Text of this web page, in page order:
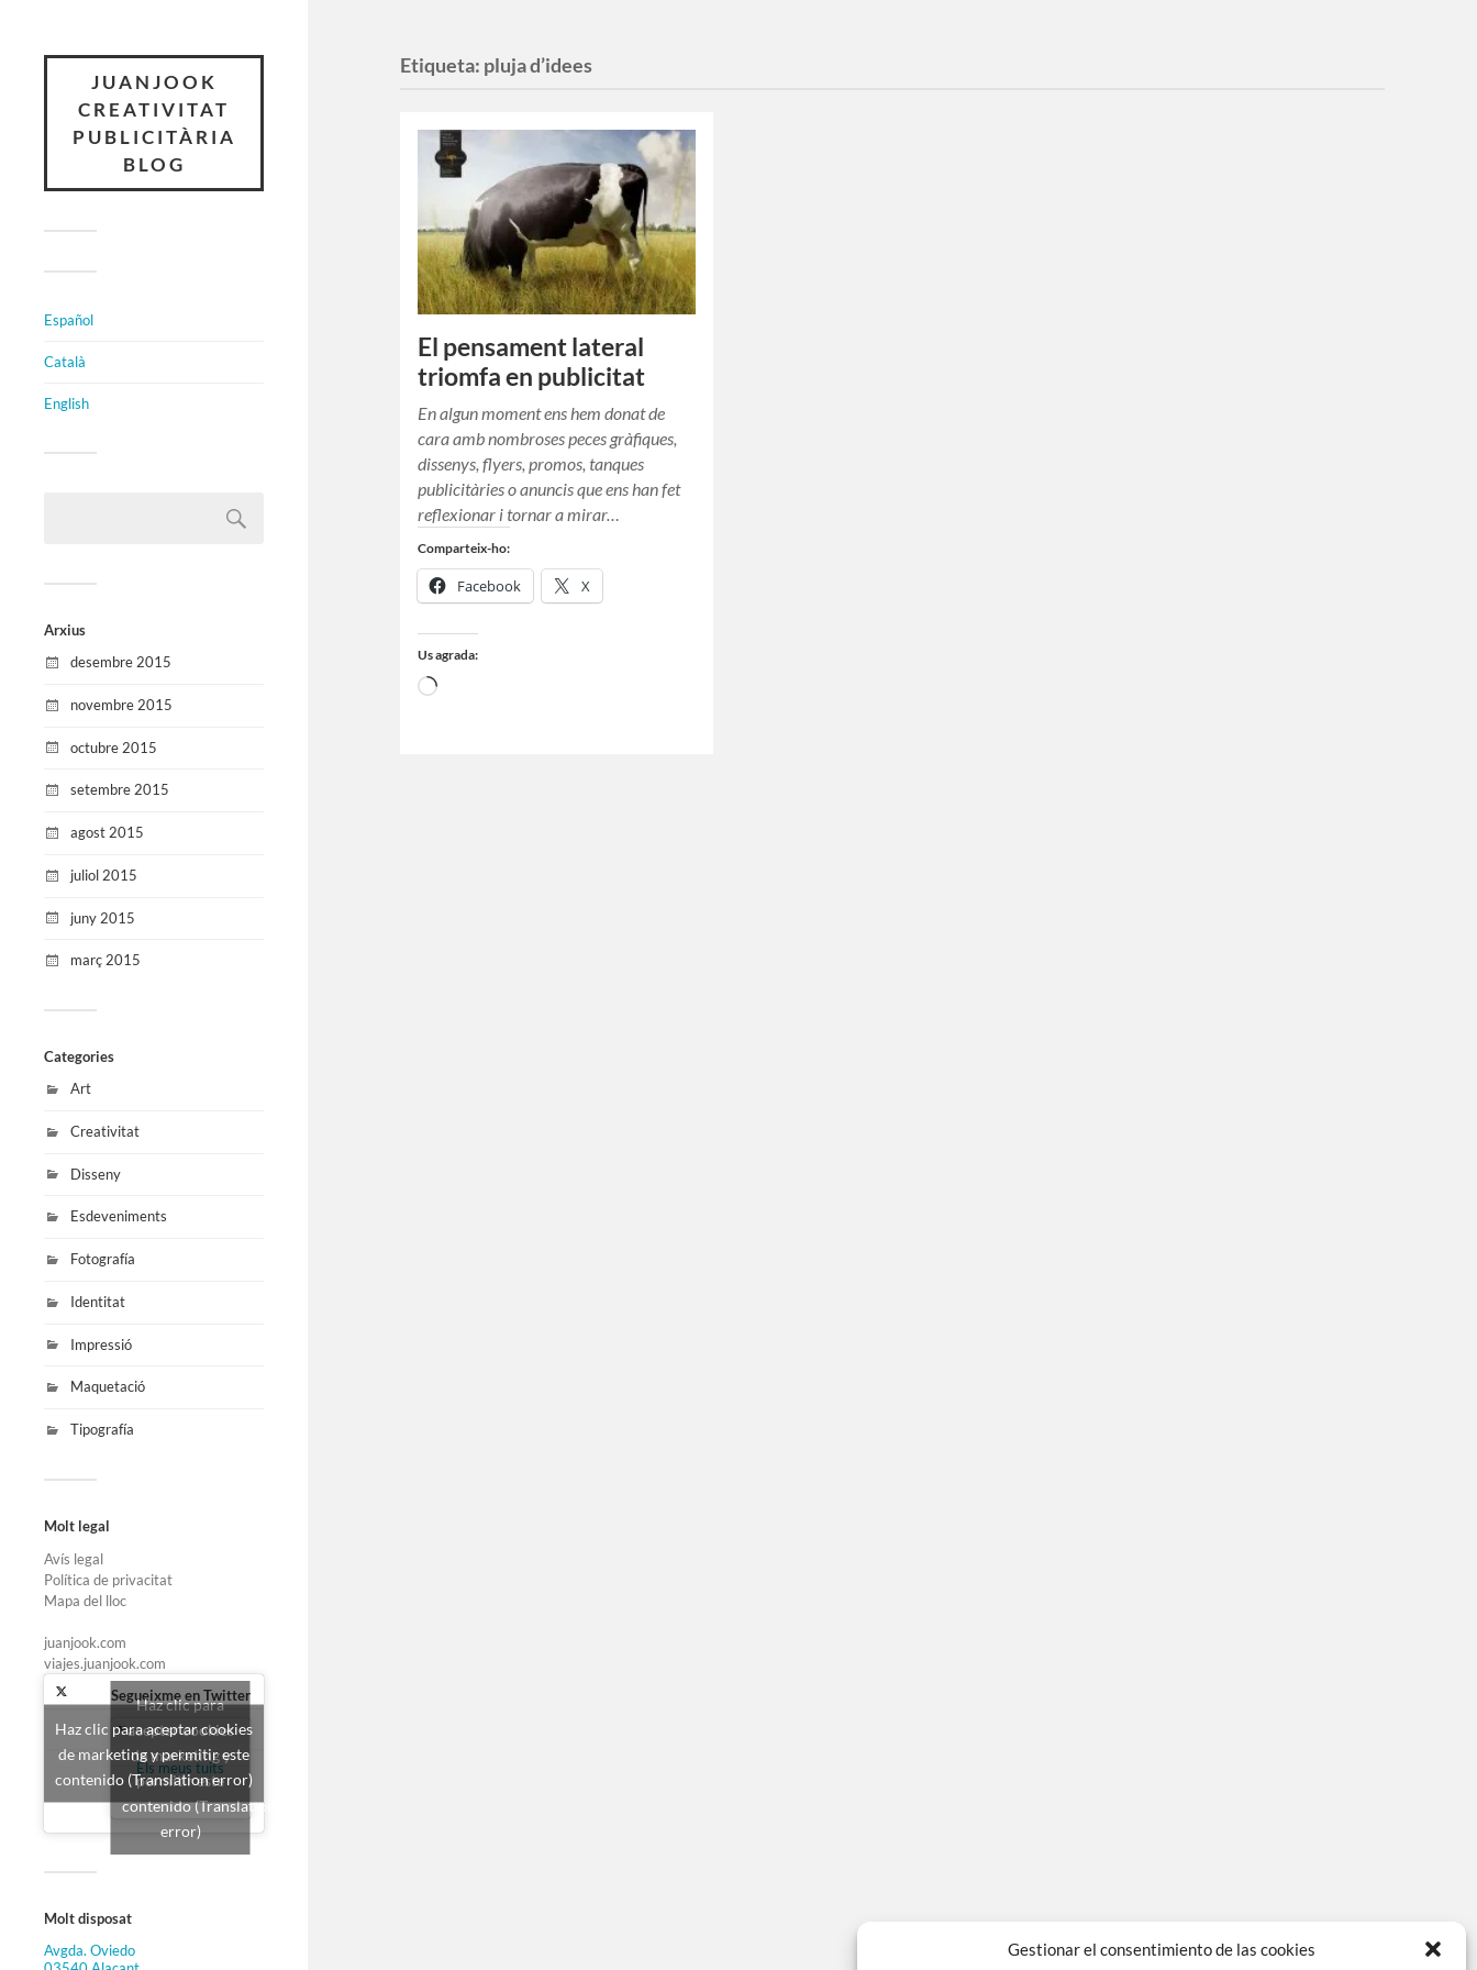
Gestionar el consentimiento de las cookies
JUANJOOK
CREATIVITAT
PUBLICITÀRIA
BLOG
Español
Català
English
Arxius
desembre 2015
novembre 2015
octubre 2015
setembre 2015
agost 2015
juliol 2015
juny 2015
març 2015
Categories
Art
Creativitat
Disseny
Esdeveniments
Fotografía
Identitat
Impressió
Maquetació
Tipografía
Molt legal
Avís legal
Política de privacitat
Mapa del lloc
juanjook.com
viajes.juanjook.com
Segueixme en Twitter
Els meus tuits
Haz clic para
aceptar cookies
de marketing y
permitir este
contenido (Translation
error)
Haz clic para aceptar cookies
de marketing y permitir este
contenido (Translation error)
Molt disposat
Avgda. Oviedo
Etiqueta: pluja d’idees
El pensament lateral
triomfa en publicitat
En algun moment ens hem donat de
cara amb nombroses peces gràfiques,
dissenys, flyers, promos, tanques
publicitàries o anuncis que ens han fet
reflexionar i tornar a mirar…
Comparteix-ho:
Facebook X
Us agrada: